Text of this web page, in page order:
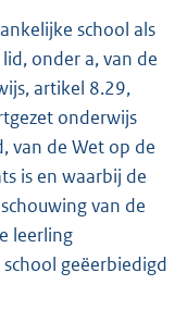
school als
onder a, van de
artikel 8.29,
onderwijs
van de Wet op de
is en waarbij de
van de
leerling
geëerbiedigd